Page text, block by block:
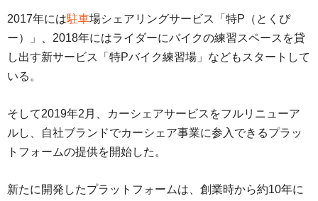
2017年には駐車場シェアリングサービス「特P（とくぴ
ー）」、2018年にはライダーにバイクの練習スペースを貸
し出す新サービス「特Pバイク練習場」などもスタートして
いる。
そして2019年2月、カーシェアサービスをフルリニューア
ルし、自社ブランドでカーシェア事業に参入できるプラッ
トフォームの提供を開始した。
新たに開発したプラットフォームは、創業時から約10年に